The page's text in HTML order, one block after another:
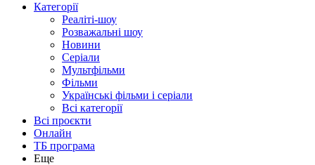
Категорії
Реаліті-шоу
Розважальні шоу
Новини
Серіали
Мультфільми
Фільми
Українські фільми і серіали
Всі категорії
Всі проєкти
Онлайн
ТБ програма
Еще